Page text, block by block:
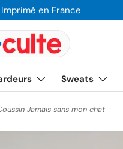
Imprimé en France
Sweats
Jamais sans mon chat
la vue de galerie